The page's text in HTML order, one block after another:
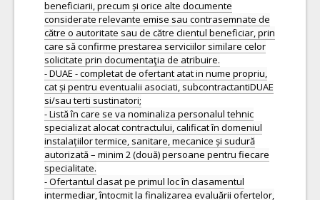
beneficiarii, precum și orice alte documente
considerate relevante emise sau contrasemnate de
către o autoritate sau de către clientul beneficiar, prin
care să confirme prestarea serviciilor similare celor
solicitate prin documentaţia de atribuire.
- DUAE - completat de ofertant atat in nume propriu,
cat și pentru eventualii asociati, subcontractantiDUAE
si/sau terti sustinatori;
- Listă în care se va nominaliza personalul tehnic
specializat alocat contractului, calificat în domeniul
instalațiilor termice, sanitare, mecanice și sudură
autorizată – minim 2 (două) persoane pentru fiecare
specialitate.
- Ofertantul clasat pe primul loc în clasamentul
intermediar, întocmit la finalizarea evaluării ofertelor,